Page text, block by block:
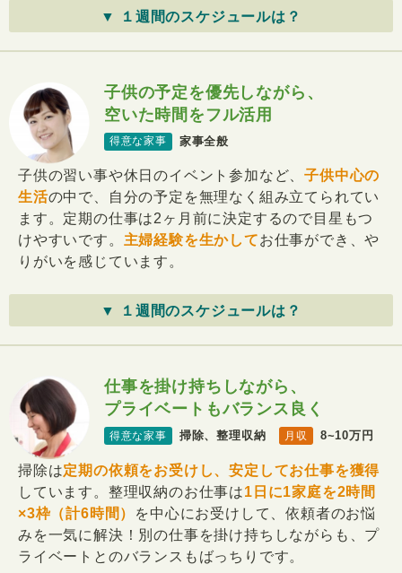
▼ １週間のスケジュールは？
子供の予定を優先しながら、
空いた時間をフル活用
得意な家事 家事全般
子供の習い事や休日のイベント参加など、子供中心の
生活の中で、自分の予定を無理なく組み立てられてい
ます。定期の仕事は2ヶ月前に決定するので目星もつ
けやすいです。 主婦経験を生かしてお仕事ができ、や
りがいを感じています。
▼ １週間のスケジュールは？
仕事を掛け持ちしながら、
プライベートもバランス良く
得意な家事 掃除、整理収納 月収 8~10万円
掃除は定期の依頼をお受けし、安定してお仕事を獲得
しています。整理収納のお仕事は1日に1家庭を2時間
×3枠（計6時間）
を中心にお受けして、依頼者のお悩
みを一気に解決！別の仕事を掛け持ちしながらも、プ
ライベートとのバランスもばっちりです。